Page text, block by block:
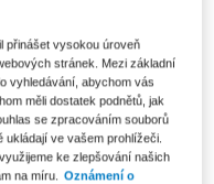
přinášet vysokou úroveň
stránek. Mezi základní
vyhledávání, abychom vás
měli dostatek podnětů, jak
se zpracováním souborů
ukládají ve vašem prohlížeči.
ke zlepšování našich
na míru. Oznámení o